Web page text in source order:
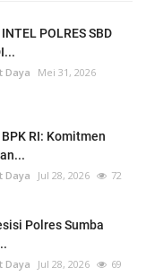
POLRES SBD
Daya
Mei 31, 2026
RI: Komitmen
Daya Jul 28, 2026 72
Polres Sumba
Daya Jul 28, 2026 69